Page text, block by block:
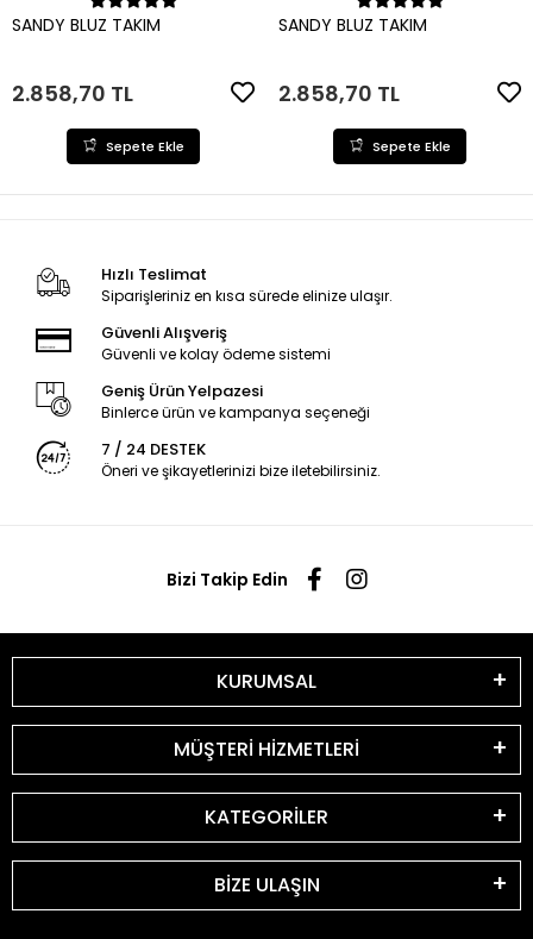
Sepete Ekle
SANDY BLUZ TAKIM
2.858,70 TL
Sepete Ekle
Sepete Ekle
SANDY BLUZ TAKIM
2.858,70 TL
Sepete Ekle
Hızlı Teslimat
Siparişleriniz en kısa sürede elinize ulaşır.
Güvenli Alışveriş
Güvenli ve kolay ödeme sistemi
Geniş Ürün Yelpazesi
Binlerce ürün ve kampanya seçeneği
7 / 24 DESTEK
Öneri ve şikayetlerinizi bize iletebilirsiniz.
Bizi Takip Edin
KURUMSAL
MÜŞTERİ HİZMETLERİ
KATEGORİLER
BİZE ULAŞIN